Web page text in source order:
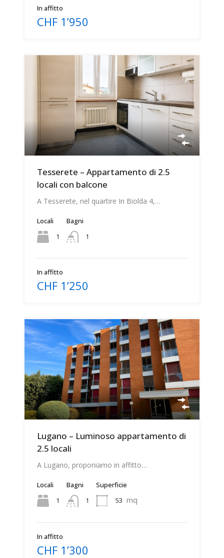
In affitto
CHF 1’950
Tesserete – Appartamento di 2.5
locali con balcone
A Tesserete, nel quartire In Biolda 4,…
Locali
1
Bagni
1
In affitto
CHF 1’250
Lugano – Luminoso appartamento di
2.5 locali
A Lugano, proponiamo in affitto…
Locali
1
Bagni
1
Superficie
53 mq
In affitto
CHF 1’300